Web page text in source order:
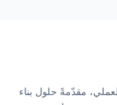
مقدّمةً حلول بناء